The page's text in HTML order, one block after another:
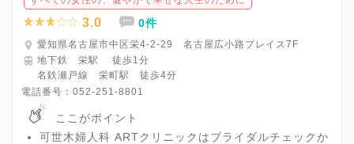
3.0 0件
愛知県名古屋市中区栄4-2-29 名古屋広小路プレイス7F
地下鉄 栄駅 徒歩1分
名鉄瀬戸線 栄町駅 徒歩4分
電話番号： 052-251-8801
ここがポイント
可世木婦人科 ARTクリニックはブライダルチェックか